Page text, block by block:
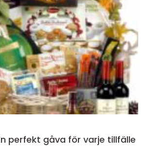
perfekt gåva för varje tillfälle